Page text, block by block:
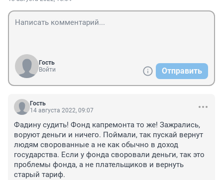
Гость
Войти
Отправить
Гость
14 августа 2022, 09:07
Фадину судить! Фонд капремонта то же! Зажрались,
воруют деньги и ничего. Поймали, так пускай вернут
людям сворованные а не как обычно в доход
государства. Если у фонда своровали деньги, так это
проблемы фонда, а не плательщиков и вернуть
старый тариф.